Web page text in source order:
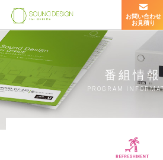
お問い合わせ
お見積り
番組情報
PROGRAM